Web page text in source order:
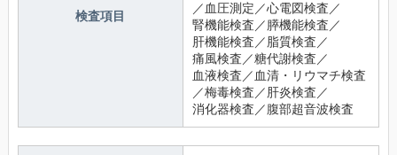
検査項目
／血圧測定／心電図検査／
腎機能検査／膵機能検査／
肝機能検査／脂質検査／
痛風検査／糖代謝検査／
血液検査／血清・リウマチ検査
／梅毒検査／肝炎検査／
消化器検査／腹部超音波検査